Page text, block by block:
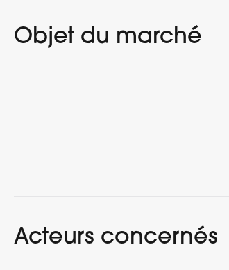
Objet du marché
Acteurs concernés